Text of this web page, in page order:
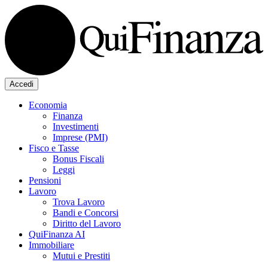
Accedi
Economia
Finanza
Investimenti
Imprese (PMI)
Fisco e Tasse
Bonus Fiscali
Leggi
Pensioni
Lavoro
Trova Lavoro
Bandi e Concorsi
Diritto del Lavoro
QuiFinanza AI
Immobiliare
Mutui e Prestiti